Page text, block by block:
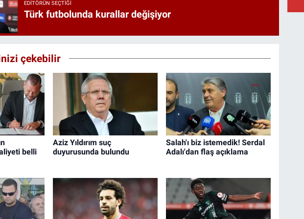
EDITÖRÜN SEÇTIĞI
Türk futbolunda kurallar değişiyor
çekebilir
belli
Aziz Yıldırım suç
duyurusunda bulundu
Salah'ı biz istemedik! Serdal
Adalı'dan flaş açıklama